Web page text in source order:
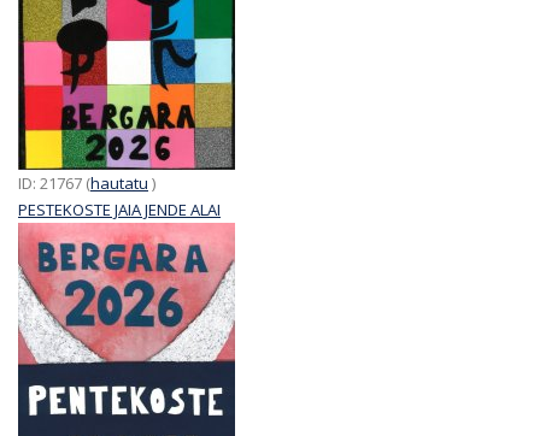
ID: 21767 (hautatu )
PESTEKOSTE JAIA JENDE ALAI